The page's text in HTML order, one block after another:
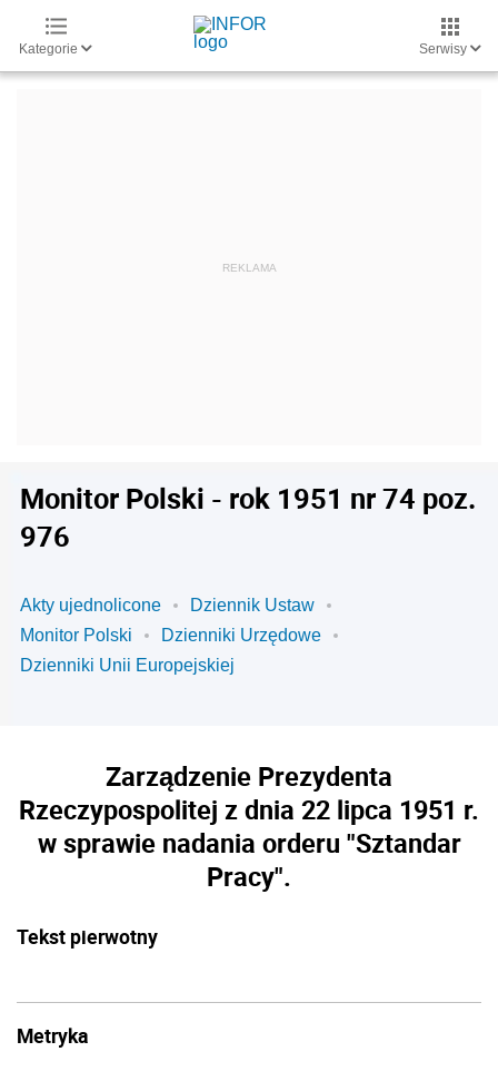
Kategorie Serwisy
Monitor Polski - rok 1951 nr 74 poz.
976
Akty ujednolicone
Dziennik Ustaw
Monitor Polski
Dzienniki Urzędowe
Dzienniki Unii Europejskiej
Zarządzenie Prezydenta
Rzeczypospolitej z dnia 22 lipca 1951 r.
w sprawie nadania orderu "Sztandar
Pracy".
Tekst pierwotny
Metryka